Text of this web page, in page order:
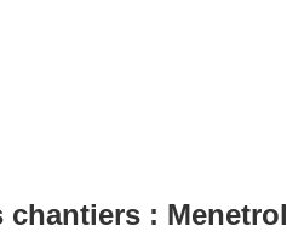
: Menetrol